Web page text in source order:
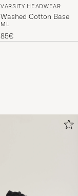
VARSITY HEADWEAR
Washed Cotton
Beige
M L
85€